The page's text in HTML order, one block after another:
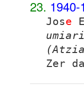
23.
Jose
Zer